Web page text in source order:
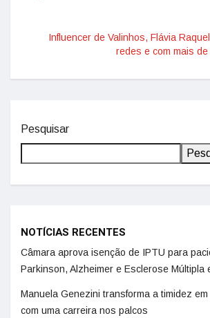
Influencer de Valinhos, Flávia
redes e com mais
Pesquisar
NOTÍCIAS RECENTES
Câmara aprova isenção de IPTU para
Parkinson, Alzheimer e Esclerose Múltipla
Manuela Genezini transforma a timidez
com uma carreira nos palcos